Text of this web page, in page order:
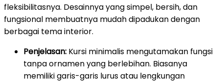
fleksibilitasnya. Desainnya yang simpel, bersih, dan
fungsional membuatnya mudah dipadukan dengan
berbagai tema interior.
Penjelasan: Kursi minimalis mengutamakan fungsi
tanpa ornamen yang berlebihan. Biasanya
memiliki garis-garis lurus atau lengkungan